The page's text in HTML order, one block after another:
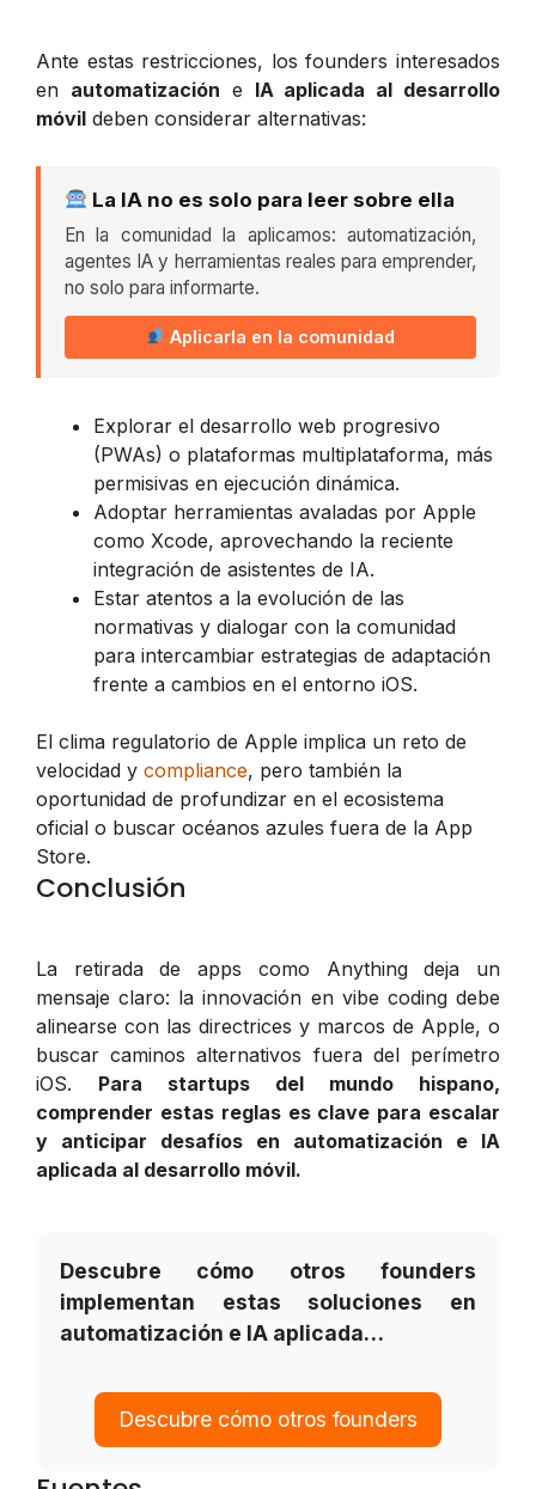
Ante estas restricciones, los founders interesados
en automatización e IA aplicada al desarrollo
móvil deben considerar alternativas:
La IA no es solo para leer sobre ella
En la comunidad la aplicamos: automatización,
agentes IA y herramientas reales para emprender,
no solo para informarte.
Aplicarla en la comunidad
Explorar el desarrollo web progresivo
(PWAs) o plataformas multiplataforma, más
permisivas en ejecución dinámica.
Adoptar herramientas avaladas por Apple
como Xcode, aprovechando la reciente
integración de asistentes de IA.
Estar atentos a la evolución de las
normativas y dialogar con la comunidad
para intercambiar estrategias de adaptación
frente a cambios en el entorno iOS.
El clima regulatorio de Apple implica un reto de
velocidad y compliance, pero también la
oportunidad de profundizar en el ecosistema
oficial o buscar océanos azules fuera de la App
Store.
Conclusión
La retirada de apps como Anything deja un
mensaje claro: la innovación en vibe coding debe
alinearse con las directrices y marcos de Apple, o
buscar caminos alternativos fuera del perímetro
iOS. Para startups del mundo hispano,
comprender estas reglas es clave para escalar
y anticipar desafíos en automatización e IA
aplicada al desarrollo móvil.
Descubre cómo otros founders
implementan estas soluciones en
automatización e IA aplicada…
Descubre cómo otros founders